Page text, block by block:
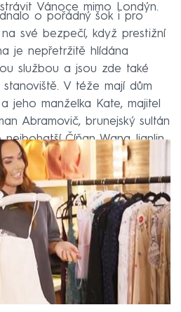
Vánoce mimo Londýn.
o pořádný šok i pro
své bezpečí, když prestižní
je nepřetržitě hlídána
službou a jsou zde také
V téže mají dům
jeho manželka Kate, majitel
Abramovič, brunejský sultán
Číňan Wang Jianlin.